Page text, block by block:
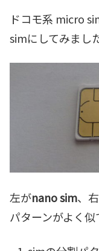
ドコモ系 micro
simにしてみまし
左がnano sim、
パターンがよく似